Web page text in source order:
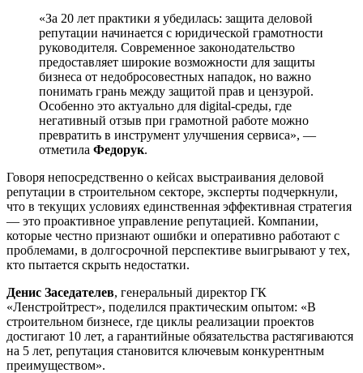
«За 20 лет практики я убедилась: защита деловой
репутации начинается с юридической грамотности
руководителя. Современное законодательство
предоставляет широкие возможности для защиты
бизнеса от недобросовестных нападок, но важно
понимать грань между защитой прав и цензурой.
Особенно это актуально для digital-среды, где
негативный отзыв при грамотной работе можно
превратить в инструмент улучшения сервиса», —
отметила Федорук.
Говоря непосредственно о кейсах выстраивания деловой
репутации в строительном секторе, эксперты подчеркнули,
что в текущих условиях единственная эффективная стратегия
— это проактивное управление репутацией. Компании,
которые честно признают ошибки и оперативно работают с
проблемами, в долгосрочной перспективе выигрывают у тех,
кто пытается скрыть недостатки.
Денис Заседателев, генеральный директор ГК
«Ленстройтрест», поделился практическим опытом: «В
строительном бизнесе, где циклы реализации проектов
достигают 10 лет, а гарантийные обязательства растягиваются
на 5 лет, репутация становится ключевым конкурентным
преимуществом».